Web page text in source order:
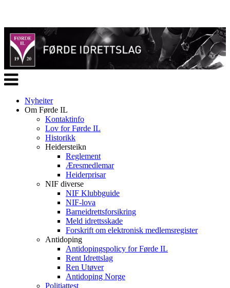
Veksle
navigasjon
Nyheiter
Om Førde IL
Kontaktinfo
Lov for Førde IL
Historikk
Heidersteikn
Reglement
Æresmedlemar
Heiderprisar
NIF diverse
NIF Klubbguide
NIF-lova
Barneidrettsforsikring
Meld idrettsskade
Forskrift om elektronisk medlemsregister
Antidoping
Antidopingspolicy for Førde IL
Rent Idrettslag
Ren Utøver
Antidoping Norge
Politiattest